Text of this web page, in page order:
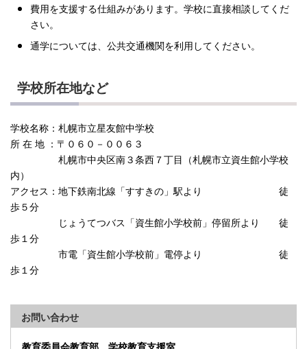
費用を支援する仕組みがあります。学校に直接相談してくだ
さい。
通学については、公共交通機関を利用してください。
学校所在地など
学校名称：札幌市立星友館中学校
所 在 地 ：〒０６０－００６３
札幌市中央区南３条西７丁目（札幌市立資生館小学校
内）
アクセス：地下鉄南北線「すすきの」駅より 徒
歩５分
じょうてつバス「資生館小学校前」停留所より 徒
歩１分
市電「資生館小学校前」電停より 徒
歩１分
お問い合わせ
教育委員会教育部 学校教育支援室